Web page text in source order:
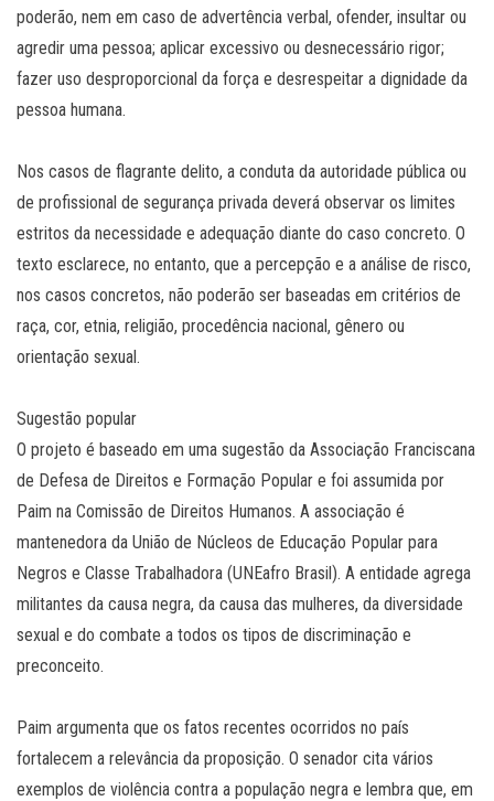
poderão, nem em caso de advertência verbal, ofender, insultar ou
agredir uma pessoa; aplicar excessivo ou desnecessário rigor;
fazer uso desproporcional da força e desrespeitar a dignidade da
pessoa humana.
Nos casos de flagrante delito, a conduta da autoridade pública ou
de profissional de segurança privada deverá observar os limites
estritos da necessidade e adequação diante do caso concreto. O
texto esclarece, no entanto, que a percepção e a análise de risco,
nos casos concretos, não poderão ser baseadas em critérios de
raça, cor, etnia, religião, procedência nacional, gênero ou
orientação sexual.
Sugestão popular
O projeto é baseado em uma sugestão da Associação Franciscana
de Defesa de Direitos e Formação Popular e foi assumida por
Paim na Comissão de Direitos Humanos. A associação é
mantenedora da União de Núcleos de Educação Popular para
Negros e Classe Trabalhadora (UNEafro Brasil). A entidade agrega
militantes da causa negra, da causa das mulheres, da diversidade
sexual e do combate a todos os tipos de discriminação e
preconceito.
Paim argumenta que os fatos recentes ocorridos no país
fortalecem a relevância da proposição. O senador cita vários
exemplos de violência contra a população negra e lembra que, em